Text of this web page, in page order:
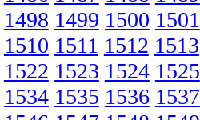
1498 1499 1500 1501
1510 1511 1512 1513
1522 1523 1524 1525
1534 1535 1536 1537